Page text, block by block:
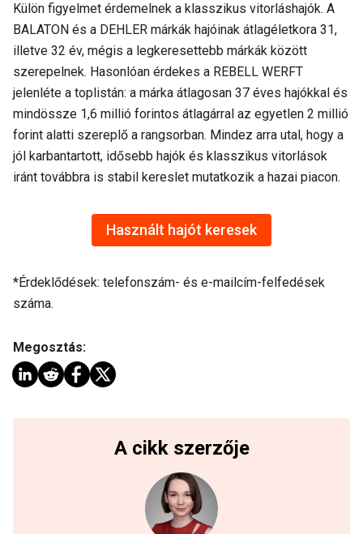
Külön figyelmet érdemelnek a klasszikus vitorláshajók. A
BALATON és a DEHLER márkák hajóinak átlagéletkora 31,
illetve 32 év, mégis a legkeresettebb márkák között
szerepelnek. Hasonlóan érdekes a REBELL WERFT
jelenléte a toplistán: a márka átlagosan 37 éves hajókkal és
mindössze 1,6 millió forintos átlagárral az egyetlen 2 millió
forint alatti szereplő a rangsorban. Mindez arra utal, hogy a
jól karbantartott, idősebb hajók és klasszikus vitorlások
iránt továbbra is stabil kereslet mutatkozik a hazai piacon.
Használt hajót keresek
*Érdeklődések: telefonszám- és e-mailcím-felfedések
száma.
Megosztás:
A cikk szerzője